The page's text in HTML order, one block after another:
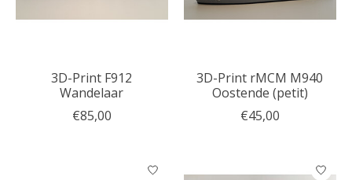
3D-Print F912
Wandelaar
€85,00
3D-Print rMCM M940
Oostende (petit)
€45,00